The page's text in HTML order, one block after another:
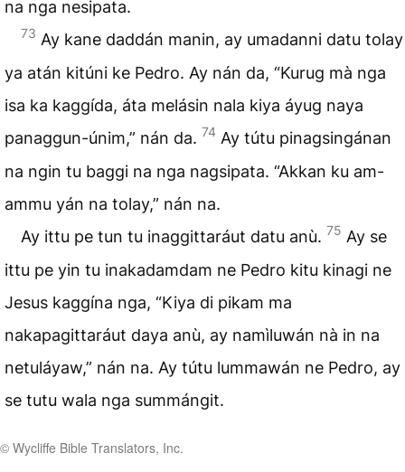
na nga nesipata.
73 Ay kane daddán manin, ay umadanni datu tolay
ya atán kitúni ke Pedro. Ay nán da, “Kurug mà nga
isa ka kaggída, áta melásin nala kiya áyug naya
panaggun-únim,” nán da. 74 Ay tútu pinagsingánan
na ngin tu baggi na nga nagsipata. “Akkan ku am-
ammu yán na tolay,” nán na.
Ay ittu pe tun tu inaggittaráut datu anù. 75 Ay se
ittu pe yin tu inakadamdam ne Pedro kitu kinagi ne
Jesus kaggína nga, “Kiya di pikam ma
nakapagittaráut daya anù, ay namìluwán nà in na
netuláyaw,” nán na. Ay tútu lummawán ne Pedro, ay
se tutu wala nga summángit.
© Wycliffe Bible Translators, Inc.